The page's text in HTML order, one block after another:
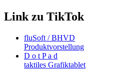
Link zu TikTok
fluSoft / BHVD
Produktvorstellung
D o t P a d
taktiles Grafiktablet